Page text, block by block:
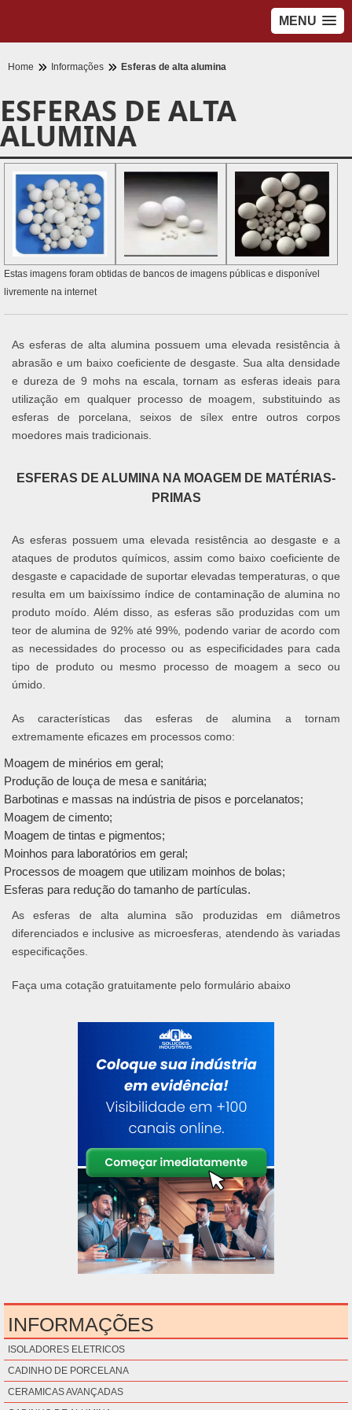
MENU
Home Informações Esferas de alta alumina
ESFERAS DE ALTA
ALUMINA
Estas imagens foram obtidas de bancos de imagens públicas e disponível
livremente na internet
As esferas de alta alumina possuem uma elevada resistência à
abrasão e um baixo coeficiente de desgaste. Sua alta densidade
e dureza de 9 mohs na escala, tornam as esferas ideais para
utilização em qualquer processo de moagem, substituindo as
esferas de porcelana, seixos de sílex entre outros corpos
moedores mais tradicionais.
ESFERAS DE ALUMINA NA MOAGEM DE MATÉRIAS-
PRIMAS
As esferas possuem uma elevada resistência ao desgaste e a
ataques de produtos químicos, assim como baixo coeficiente de
desgaste e capacidade de suportar elevadas temperaturas, o que
resulta em um baixíssimo índice de contaminação de alumina no
produto moído. Além disso, as esferas são produzidas com um
teor de alumina de 92% até 99%, podendo variar de acordo com
as necessidades do processo ou as especificidades para cada
tipo de produto ou mesmo processo de moagem a seco ou
úmido.
As características das esferas de alumina a tornam
extremamente eficazes em processos como:
Moagem de minérios em geral;
Produção de louça de mesa e sanitária;
Barbotinas e massas na indústria de pisos e porcelanatos;
Moagem de cimento;
Moagem de tintas e pigmentos;
Moinhos para laboratórios em geral;
Processos de moagem que utilizam moinhos de bolas;
Esferas para redução do tamanho de partículas.
As esferas de alta alumina são produzidas em diâmetros
diferenciados e inclusive as microesferas, atendendo às variadas
especificações.
Faça uma cotação gratuitamente pelo formulário abaixo
INFORMAÇÕES
ISOLADORES ELETRICOS
CADINHO DE PORCELANA
CERAMICAS AVANÇADAS